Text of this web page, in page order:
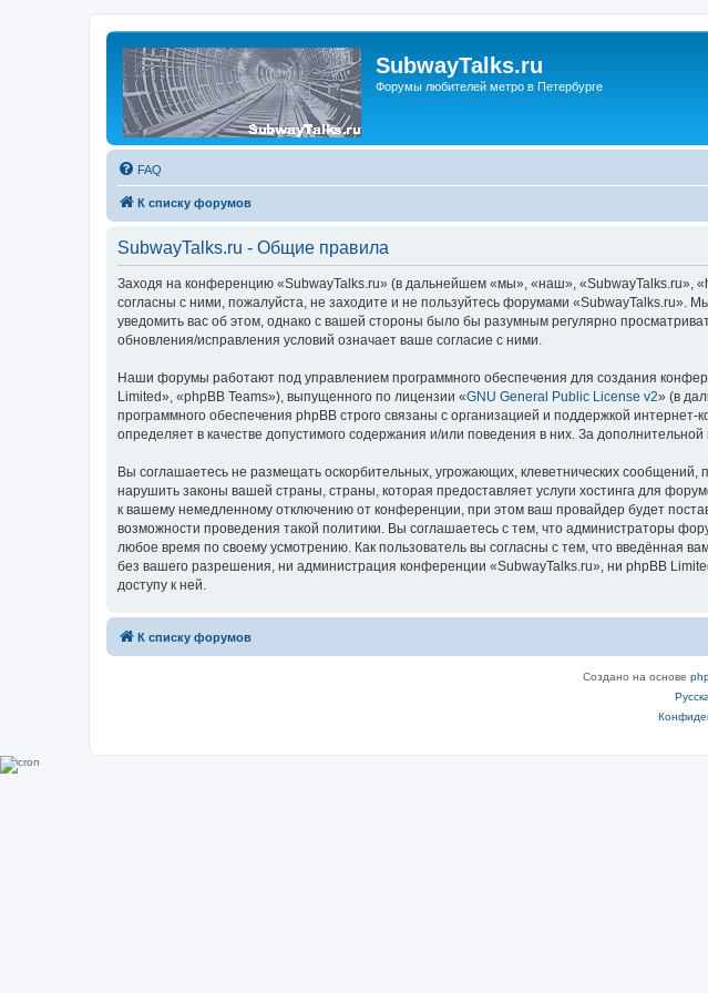
SubwayTalks.ru
Форумы любителей метро в Петербурге
FAQ
К списку форумов
SubwayTalks.ru - Общие правила
Заходя на конференцию «SubwayTalks.ru» (в дальнейшем «мы», «наш», «SubwayTalks.ru»,
согласны с ними, пожалуйста, не заходите и не пользуйтесь форумами «SubwayTalks.ru».
уведомить вас об этом, однако с вашей стороны было бы разумным регулярно
обновления/исправления условий означает ваше согласие с ними.
Наши форумы работают под управлением программного обеспечения для создания
Limited», «phpBB Teams»), выпущенного по лицензии «GNU General Public License v2» (в
программного обеспечения phpBB строго связаны с организацией и поддержкой
определяет в качестве допустимого содержания и/или поведения в них. За
Вы соглашаетесь не размещать оскорбительных, угрожающих, клеветнических
нарушить законы вашей страны, страны, которая предоставляет услуги хостинга для
к вашему немедленному отключению от конференции, при этом ваш провайдер будет
возможности проведения такой политики. Вы соглашаетесь с тем, что администраторы
любое время по своему усмотрению. Как пользователь вы согласны с тем, что введённая
без вашего разрешения, ни администрация конференции «SubwayTalks.ru», ни phpBB
доступу к ней.
К списку форумов
Создано на основе